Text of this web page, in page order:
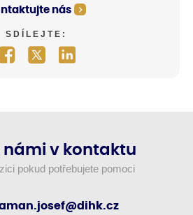
nás
SDÍLEJTE:
námi v kontaktu
pokud potřebujete pomoci